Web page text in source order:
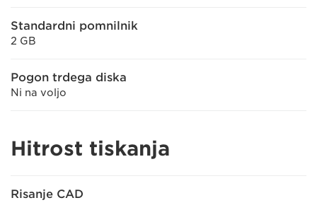
Standardni pomnilnik
2 GB
Pogon trdega diska
Ni na voljo
Hitrost tiskanja
Risanje CAD